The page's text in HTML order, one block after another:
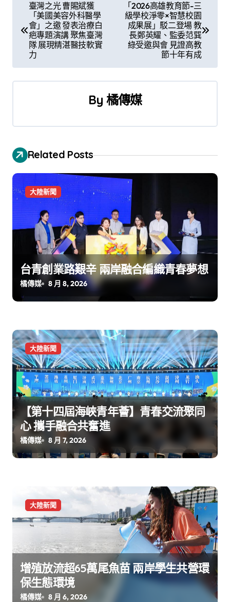
章
覽
臺灣之光 曹賜斌獲
「美國美容外科醫學
會」之邀 發表治療白
疤專題演講 聚焦臺灣
隊 展現精湛醫技軟實
力
「2026高雄教育節-三
級學校淨零×智慧校園
成果展」駁二登場 教
長鄭英耀、監委范巽
綠受邀與會 見證高教
節十年有成
By 橘傳媒
Related Posts
大陸新聞
台青創業路艱辛 兩岸融合編織青春夢想
橘傳媒 8 月 8, 2026
大陸新聞
【第十四屆海峽青年薈】青春交流聚同
心 攜手融合共奮進
橘傳媒 8 月 7, 2026
大陸新聞
增殖放流超65萬尾魚苗 兩岸學生共營環
保生態環境
橘傳媒 8 月 6, 2026